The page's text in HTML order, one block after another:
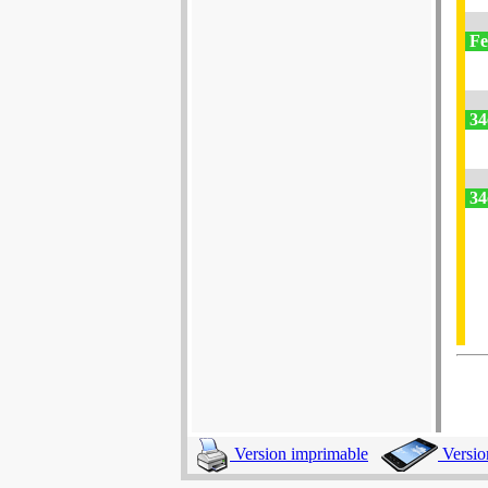
Version imprimable